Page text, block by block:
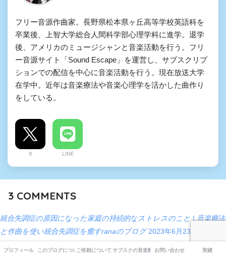
フリー音源作曲家。長野県松本県ヶ丘高等学校英語科を
卒業後、上智大学総合人間科学部心理学科に進学。退学
後、アメリカのミュージシャンと音楽活動を行う。フリ
ー音源サイト「Sound Escape」を運営し、サブスクリプ
ションでの配信を中心に音楽活動を行う。現在放送大学
在学中。近年は音楽療法や音楽心理学を活かした曲作り
をしている。
X LINE
3COMMENTS
統合失調症の原因になった家庭の持続的なストレスのこと | 音楽療法
と作曲を使い統合失調症を癒すranaのブログ 2023年6月23日
[…] 人生の棚卸し中学生編で書き忘れていたこと 人生の棚卸し中学生
プロフィール このブログについてご依頼について サブスクの音楽配信について
お問い合わせ 実績